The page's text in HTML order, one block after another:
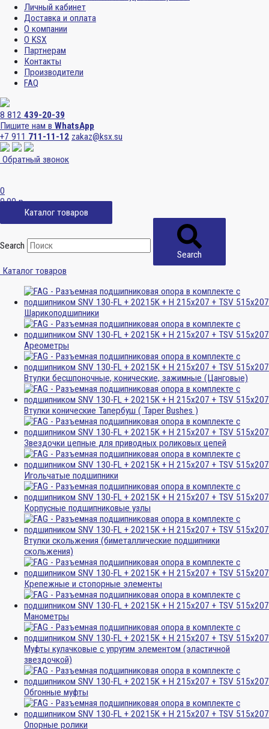
Личный кабинет
Доставка и оплата
О компании
О KSX
Партнерам
Контакты
Производители
FAQ
8 812 439-20-39
Пишите нам в WhatsApp
+7 911 711-11-12 zakaz@ksx.su
Обратный звонок
0
0,00р.
Каталог товаров
Search
Search
Каталог товаров
Шарикоподшипники
Ареометры
Втулки бесшпоночные, конические, зажимные (Цанговые)
Втулки конические Тапербуш ( Taper Bushes )
Звездочки цепные для приводных роликовых цепей
Игольчатые подшипники
Корпусные подшипниковые узлы
Втулки скольжения (биметаллические подшипники
скольжения)
Крепежные и стопорные элементы
Манометры
Муфты кулачковые с упругим элементом (эластичной
звездочкой)
Обгонные муфты
Опорные ролики